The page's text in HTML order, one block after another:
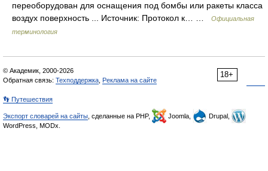
переоборудован для оснащения под бомбы или ракеты класса
воздух поверхность ... Источник: Протокол к… …
Официальная
терминология
18+
© Академик, 2000-2026
Обратная связь: Техподдержка Реклама на сайте
👣 Путешествия
Экспорт словарей на сайты , сделанные на PHP, Joomla,
Drupal,
WordPress, MODx.